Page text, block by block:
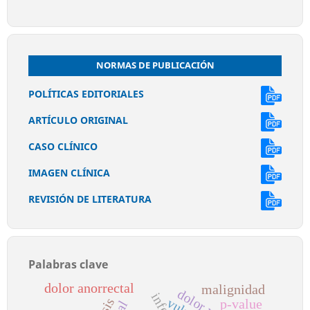
NORMAS DE PUBLICACIÓN
POLÍTICAS EDITORIALES
ARTÍCULO ORIGINAL
CASO CLÍNICO
IMAGEN CLÍNICA
REVISIÓN DE LITERATURA
Palabras clave
dolor anorrectal
p-value
malignidad